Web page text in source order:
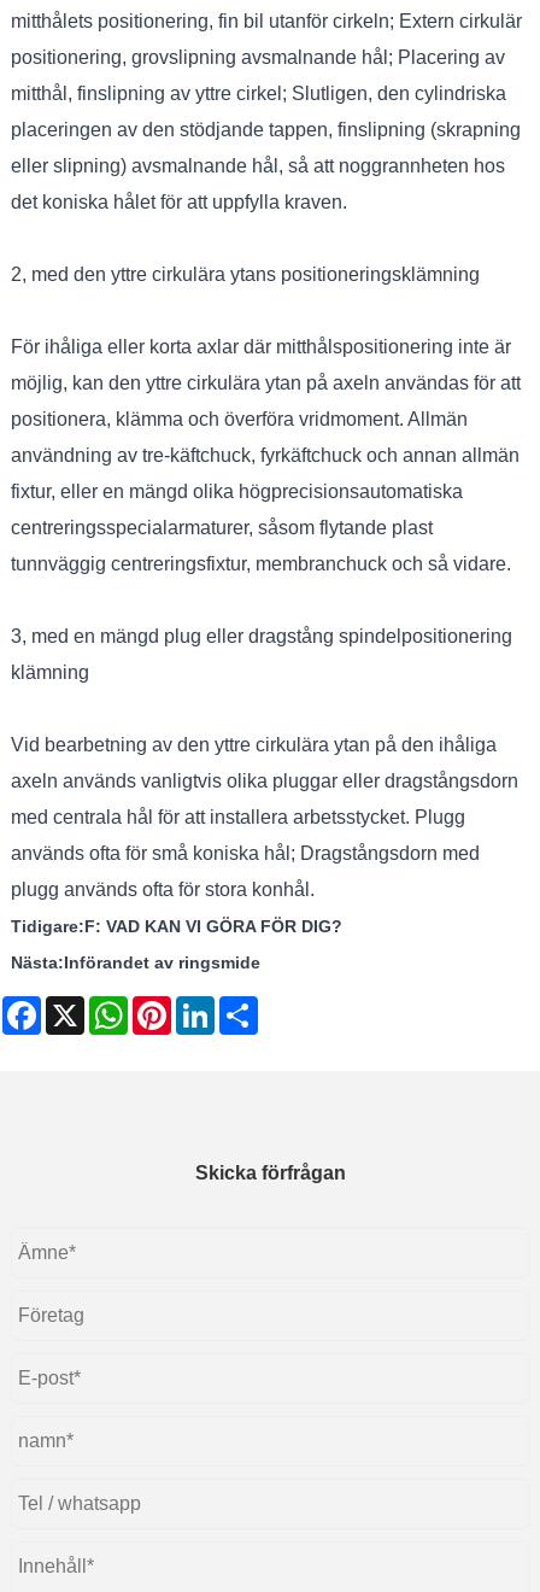
mitthålets positionering, fin bil utanför cirkeln; Extern cirkulär
positionering, grovslipning avsmalnande hål; Placering av
mitthål, finslipning av yttre cirkel; Slutligen, den cylindriska
placeringen av den stödjande tappen, finslipning (skrapning
eller slipning) avsmalnande hål, så att noggrannheten hos
det koniska hålet för att uppfylla kraven.
2, med den yttre cirkulära ytans positioneringsklämning
För ihåliga eller korta axlar där mitthålspositionering inte är
möjlig, kan den yttre cirkulära ytan på axeln användas för att
positionera, klämma och överföra vridmoment. Allmän
användning av tre-käftchuck, fyrkäftchuck och annan allmän
fixtur, eller en mängd olika högprecisionsautomatiska
centreringsspecialarmaturer, såsom flytande plast
tunnväggig centreringsfixtur, membranchuck och så vidare.
3, med en mängd plug eller dragstång spindelpositionering
klämning
Vid bearbetning av den yttre cirkulära ytan på den ihåliga
axeln används vanligtvis olika pluggar eller dragstångsdorn
med centrala hål för att installera arbetsstycket. Plugg
används ofta för små koniska hål; Dragstångsdorn med
plugg används ofta för stora konhål.
Tidigare:F: VAD KAN VI GÖRA FÖR DIG?
Nästa:Införandet av ringsmide
Facebook
X WhatsAppPinterestLinkedIn
Skicka förfrågan